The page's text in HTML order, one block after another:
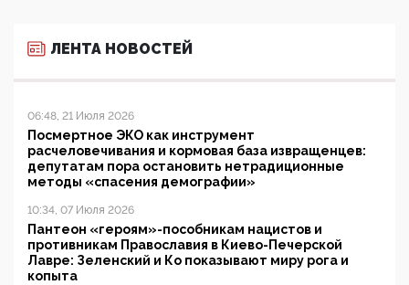
ЛЕНТА НОВОСТЕЙ
06:48, 21 Июля 2026
Посмертное ЭКО как инструмент
расчеловечивания и кормовая база извращенцев:
депутатам пора остановить нетрадиционные
методы «спасения демографии»
10:34, 07 Июля 2026
Пантеон «героям»-пособникам нацистов и
противникам Православия в Киево-Печерской
Лавре: Зеленский и Ко показывают миру рога и
копыта